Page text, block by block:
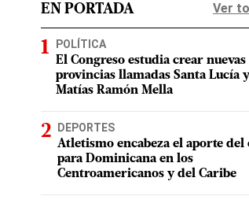
EN PORTADA Ver
POLÍTICA
El Congreso estudia crear nuevas
provincias llamadas Santa Lucía y
Matías Ramón Mella
DEPORTES
Atletismo encabeza el aporte del
para Dominicana en los
Centroamericanos y del Caribe